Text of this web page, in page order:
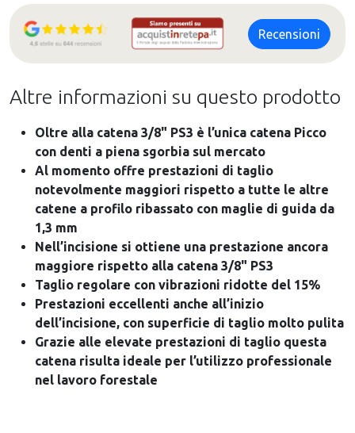
Recensioni
Altre informazioni su questo prodotto
Oltre alla catena 3/8" PS3 è l’unica catena Picco
con denti a piena sgorbia sul mercato
Al momento offre prestazioni di taglio
notevolmente maggiori rispetto a tutte le altre
catene a profilo ribassato con maglie di guida da
1,3 mm
Nell’incisione si ottiene una prestazione ancora
maggiore rispetto alla catena 3/8" PS3
Taglio regolare con vibrazioni ridotte del 15%
Prestazioni eccellenti anche all’inizio
dell’incisione, con superficie di taglio molto pulita
Grazie alle elevate prestazioni di taglio questa
catena risulta ideale per l’utilizzo professionale
nel lavoro forestale